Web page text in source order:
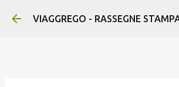
Passa ai contenuti
VIAGGREGO - RASSEGNE